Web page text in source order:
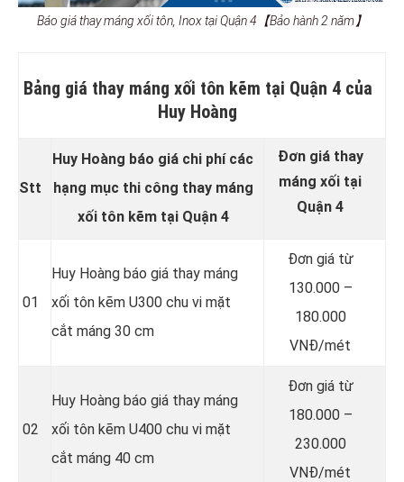
Báo giá thay máng xối tôn, Inox tại Quận 4【Bảo hành 2 năm】
Bảng giá thay máng xối tôn kẽm tại Quận 4 của
Huy Hoàng
Stt
Huy Hoàng báo giá chi phí các
hạng mục thi công thay máng
xối tôn kẽm tại Quận 4
Đơn giá thay
máng xối tại
Quận 4
01
Huy Hoàng báo giá thay máng
xối tôn kẽm U300 chu vi mặt
cắt máng 30 cm
Đơn giá từ
130.000 –
180.000
VNĐ/mét
02
Huy Hoàng báo giá thay máng
xối tôn kẽm U400 chu vi mặt
cắt máng 40 cm
Đơn giá từ
180.000 –
230.000
VNĐ/mét